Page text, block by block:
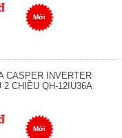
Mới
CASPER INVERTER
2 CHIỀU QH-12IU36A
Mới